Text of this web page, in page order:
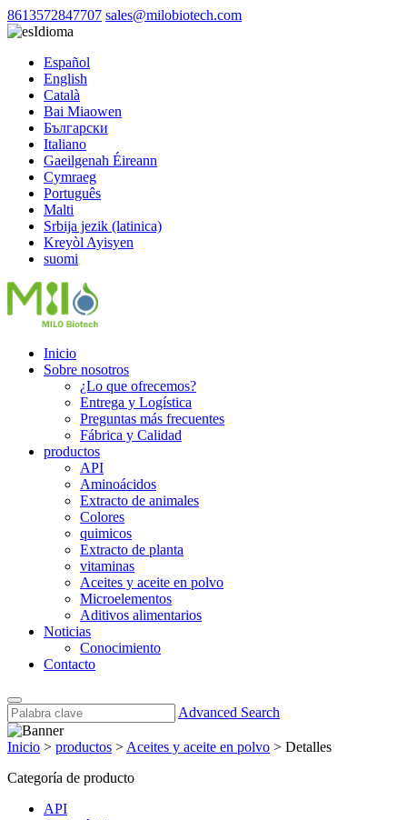
8613572847707 sales@milobiotech.com
Idioma
Español
English
Català
Bai Miaowen
Български
Italiano
Gaeilgenah Éireann
Cymraeg
Português
Malti
Srbija jezik (latinica)
Kreyòl Ayisyen
suomi
Inicio
Sobre nosotros
¿Lo que ofrecemos?
Entrega y Logística
Preguntas más frecuentes
Fábrica y Calidad
productos
API
Aminoácidos
Extracto de animales
Colores
quimicos
Extracto de planta
vitaminas
Aceites y aceite en polvo
Microelementos
Aditivos alimentarios
Noticias
Conocimiento
Contacto
Advanced Search
Inicio > productos > Aceites y aceite en polvo > Detalles
Categoría de producto
API